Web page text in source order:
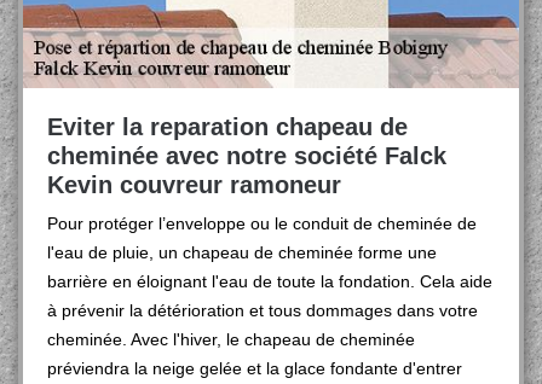
Eviter la reparation chapeau de
cheminée avec notre société Falck
Kevin couvreur ramoneur
Pour protéger l’enveloppe ou le conduit de cheminée de
l'eau de pluie, un chapeau de cheminée forme une
barrière en éloignant l'eau de toute la fondation. Cela aide
à prévenir la détérioration et tous dommages dans votre
cheminée. Avec l'hiver, le chapeau de cheminée
préviendra la neige gelée et la glace fondante d'entrer